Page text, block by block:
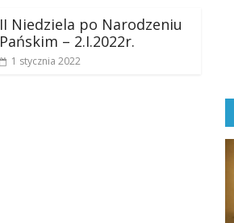
II Niedziela po Narodzeniu
Pańskim – 2.I.2022r.
1 stycznia 2022